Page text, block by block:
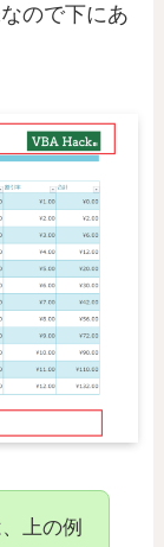
ので下にあ
上の例